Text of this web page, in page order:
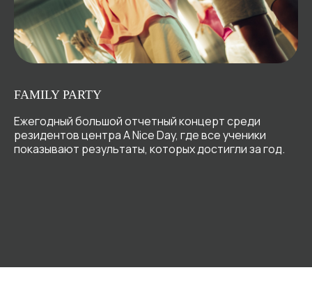
FAMILY PARTY
Ежегодный большой отчетный концерт среди
резидентов центра A Nice Day, где все ученики
показывают результаты, которых достигли за год.